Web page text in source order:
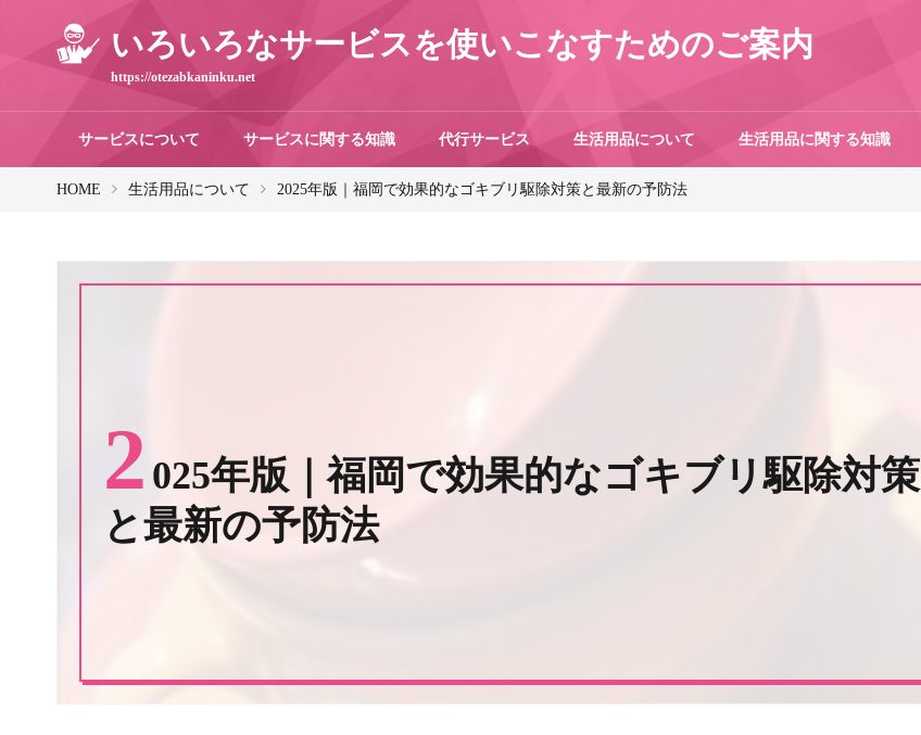
いろいろなサービスを使いこなすためのご案内
https://otezabkaninku.net
サービスについて サービスに関する知識 代行サービス 生活用品について 生活用品に関する知識
HOME 生活用品について 2025年版｜福岡で効果的なゴキブリ駆除対策と最新の予防法
2 025年版｜福岡で効果的なゴキブリ駆除対策
と最新の予防法